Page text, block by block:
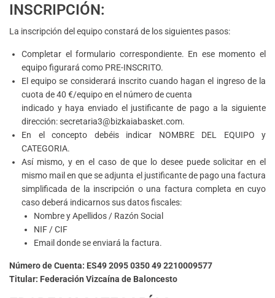
INSCRIPCIÓN:
La inscripción del equipo constará de los siguientes pasos:
Completar el formulario correspondiente. En ese momento el
equipo figurará como PRE-INSCRITO.
El equipo se considerará inscrito cuando hagan el ingreso de la
cuota de 40 €/equipo en el número de cuenta
indicado y haya enviado el justificante de pago a la siguiente
dirección: secretaria3@bizkaiabasket.com.
En el concepto debéis indicar NOMBRE DEL EQUIPO y
CATEGORIA.
Así mismo, y en el caso de que lo desee puede solicitar en el
mismo mail en que se adjunta el justificante de pago una factura
simplificada de la inscripción o una factura completa en cuyo
caso deberá indicarnos sus datos fiscales:
Nombre y Apellidos / Razón Social
NIF / CIF
Email donde se enviará la factura.
Número de Cuenta: ES49 2095 0350 49 2210009577
Titular: Federación Vizcaína de Baloncesto